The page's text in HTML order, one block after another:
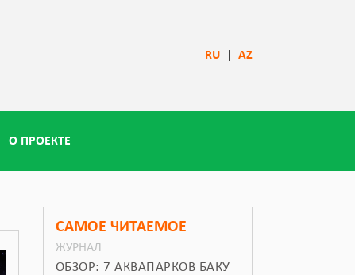
RU| AZ
О ПРОЕКТЕ
САМОЕ ЧИТАЕМОЕ
ЖУРНАЛ
ОБЗОР: 7 АКВАПАРКОВ БАКУ